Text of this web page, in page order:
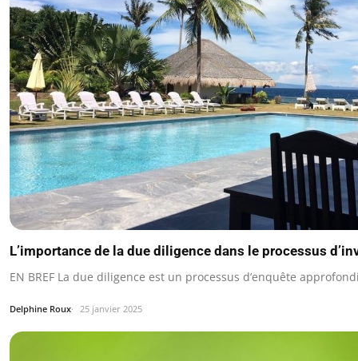
L’importance de la due diligence dans le processus
EN BREF La due diligence est un processus d’enquête
Delphine Roux 25 janvier 2025